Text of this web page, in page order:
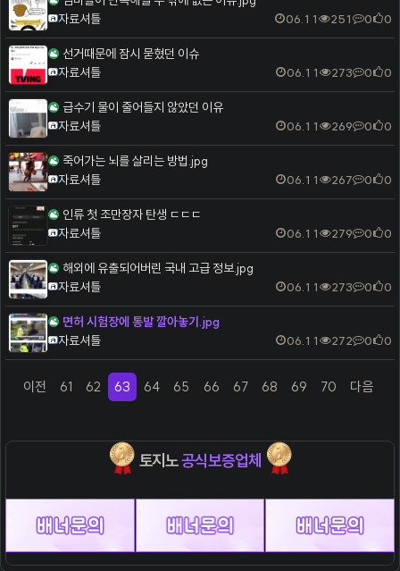
자료셔틀
06.11 251 0 0
선거때문에 잠시 묻혔던 이슈
자료셔틀
06.11 273 0 0
급수기 물이 줄어들지 않았던 이유
자료셔틀
06.11 269 0 0
죽어가는 뇌를 살리는 방법.jpg
자료셔틀
06.11 267 0 0
인류 첫 조만장자 탄생 ㄷㄷㄷ
자료셔틀
06.11 279 0 0
해외에 유출되어버린 국내 고급 정보.jpg
자료셔틀
06.11 273 0 0
면허 시험장에 통발 깔아놓기.jpg
자료셔틀
06.11 272 0 0
이전(previous)
61 62 63(current)
64 65 66 67 68 69 70 다음(next)
토지노공식보증업체